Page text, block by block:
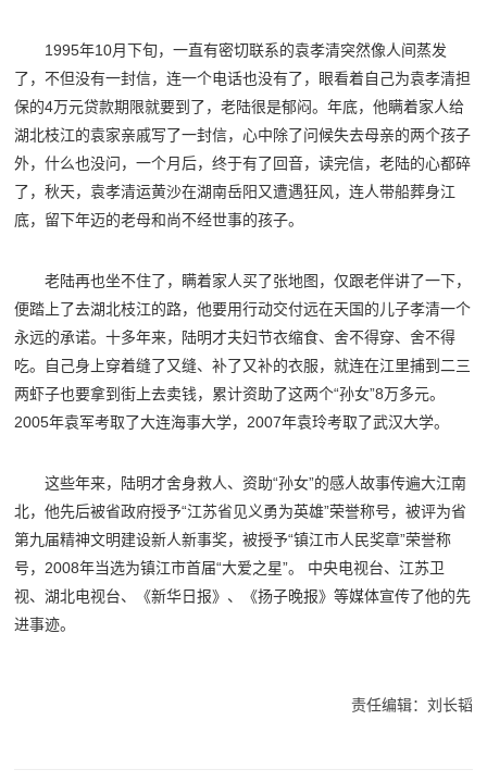
1995年10月下旬，一直有密切联系的袁孝清突然像人间蒸发
了，不但没有一封信，连一个电话也没有了，眼看着自己为袁孝清担
保的4万元贷款期限就要到了，老陆很是郁闷。年底，他瞒着家人给
湖北枝江的袁家亲戚写了一封信，心中除了问候失去母亲的两个孩子
外，什么也没问，一个月后，终于有了回音，读完信，老陆的心都碎
了，秋天，袁孝清运黄沙在湖南岳阳又遭遇狂风，连人带船葬身江
底，留下年迈的老母和尚不经世事的孩子。
老陆再也坐不住了，瞒着家人买了张地图，仅跟老伴讲了一下，
便踏上了去湖北枝江的路，他要用行动交付远在天国的儿子孝清一个
永远的承诺。十多年来，陆明才夫妇节衣缩食、舍不得穿、舍不得
吃。自己身上穿着缝了又缝、补了又补的衣服，就连在江里捕到二三
两虾子也要拿到街上去卖钱，累计资助了这两个“孙女”8万多元。
2005年袁军考取了大连海事大学，2007年袁玲考取了武汉大学。
这些年来，陆明才舍身救人、资助“孙女”的感人故事传遍大江南
北，他先后被省政府授予“江苏省见义勇为英雄”荣誉称号，被评为省
第九届精神文明建设新人新事奖，被授予“镇江市人民奖章”荣誉称
号，2008年当选为镇江市首届“大爱之星”。 中央电视台、江苏卫
视、湖北电视台、《新华日报》、《扬子晚报》等媒体宣传了他的先
进事迹。
责任编辑：刘长韬